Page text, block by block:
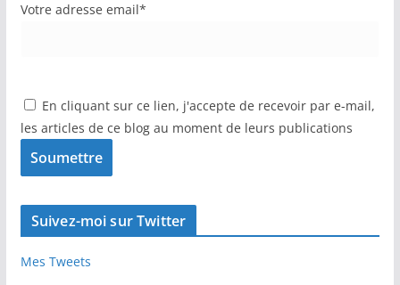
Votre adresse email*
En cliquant sur ce lien, j'accepte de recevoir par e-mail,
les articles de ce blog au moment de leurs publications
Suivez-moi sur Twitter
Mes Tweets